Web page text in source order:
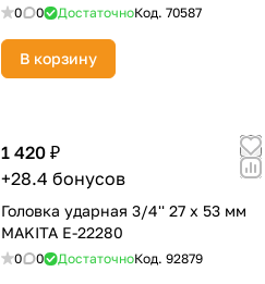
0 0 ДостаточноКод. 70587
В корзину
1 420 ₽
+28.4 бонусов
Головка ударная 3/4'' 27 х 53 мм
MAKITA E-22280
0 0 ДостаточноКод. 92879